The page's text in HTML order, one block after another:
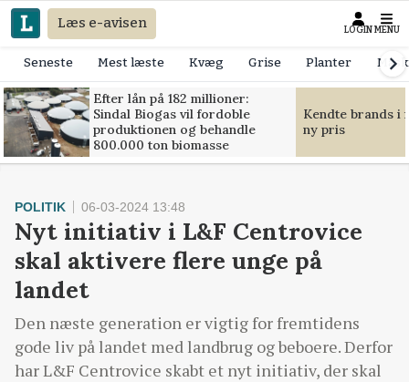
Læs e-avisen LOGIN MENU
Seneste Mest læste Kvæg Grise Planter
Efter lån på 182 millioner:
Sindal Biogas vil fordoble
produktionen og behandle
800.000 ton biomasse
Kendte brands i
ny pris
POLITIK 06-03-2024 13:48
Nyt initiativ i L&F Centrovice
skal aktivere flere unge på
landet
Den næste generation er vigtig for fremtidens
gode liv på landet med landbrug og beboere. Derfor
har L&F Centrovice skabt et nyt initiativ, der skal